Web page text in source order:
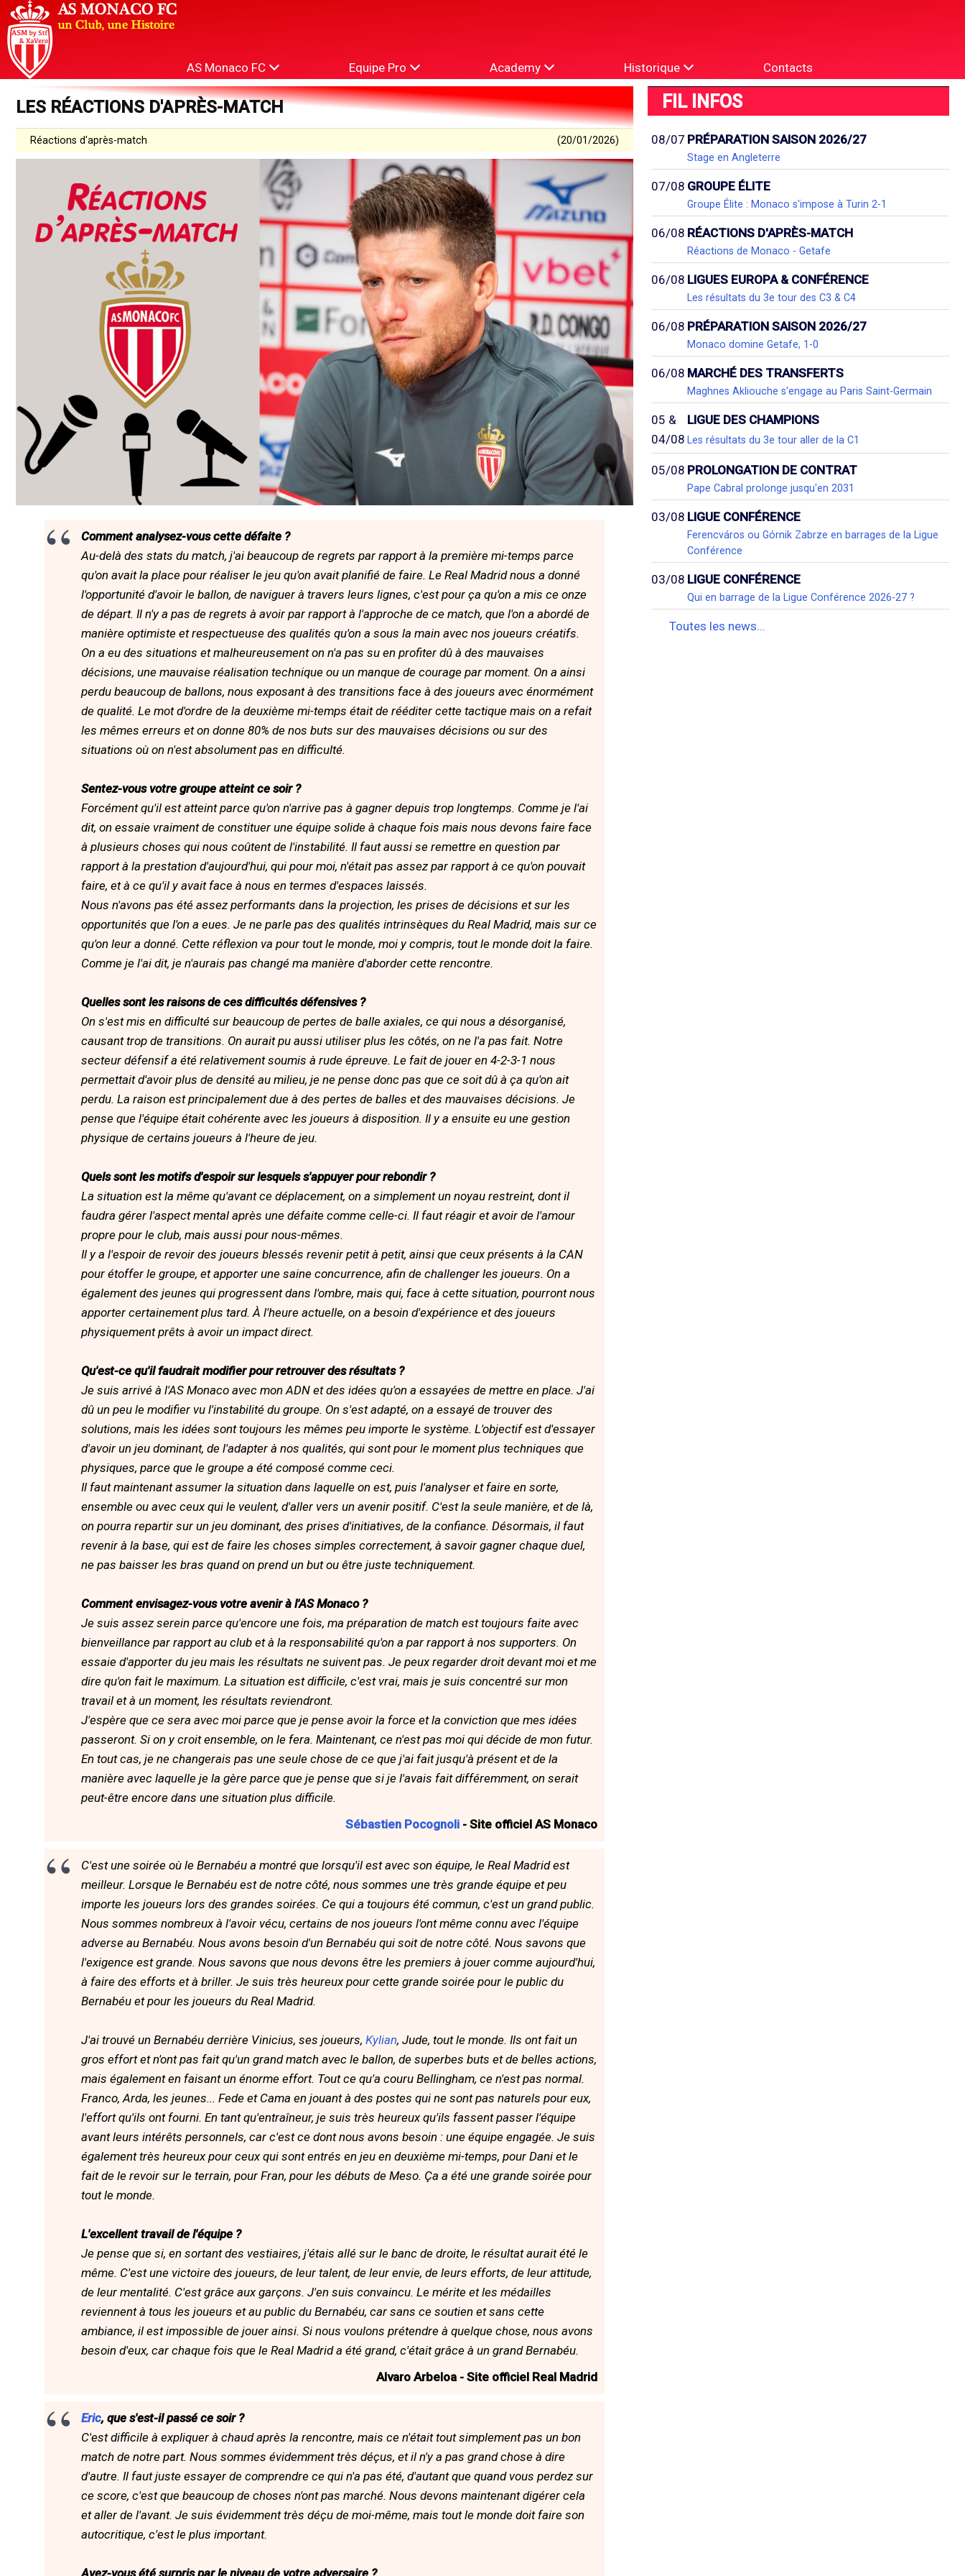
AS Monaco FC Equipe Pro Academy Historique Contacts
LES RÉACTIONS D'APRÈS-MATCH
Réactions d'après-match (20/01/2026)
Comment analysez-vous cette défaite ?
Au-delà des stats du match, j'ai beaucoup de regrets par rapport à la première mi-temps parce
qu'on avait la place pour réaliser le jeu qu'on avait planifié de faire. Le Real Madrid nous a donné
l'opportunité d'avoir le ballon, de naviguer à travers leurs lignes, c'est pour ça qu'on a mis ce onze
de départ. Il n'y a pas de regrets à avoir par rapport à l'approche de ce match, que l'on a abordé de
manière optimiste et respectueuse des qualités qu'on a sous la main avec nos joueurs créatifs.
On a eu des situations et malheureusement on n'a pas su en profiter dû à des mauvaises
décisions, une mauvaise réalisation technique ou un manque de courage par moment. On a ainsi
perdu beaucoup de ballons, nous exposant à des transitions face à des joueurs avec énormément
de qualité. Le mot d'ordre de la deuxième mi-temps était de rééditer cette tactique mais on a refait
les mêmes erreurs et on donne 80% de nos buts sur des mauvaises décisions ou sur des
situations où on n'est absolument pas en difficulté.
Sentez-vous votre groupe atteint ce soir ?
Forcément qu'il est atteint parce qu'on n'arrive pas à gagner depuis trop longtemps. Comme je l'ai
dit, on essaie vraiment de constituer une équipe solide à chaque fois mais nous devons faire face
à plusieurs choses qui nous coûtent de l'instabilité. Il faut aussi se remettre en question par
rapport à la prestation d'aujourd'hui, qui pour moi, n'était pas assez par rapport à ce qu'on pouvait
faire, et à ce qu'il y avait face à nous en termes d'espaces laissés.
Nous n'avons pas été assez performants dans la projection, les prises de décisions et sur les
opportunités que l'on a eues. Je ne parle pas des qualités intrinsèques du Real Madrid, mais sur ce
qu'on leur a donné. Cette réflexion va pour tout le monde, moi y compris, tout le monde doit la faire.
Comme je l'ai dit, je n'aurais pas changé ma manière d'aborder cette rencontre.
Quelles sont les raisons de ces difficultés défensives ?
On s'est mis en difficulté sur beaucoup de pertes de balle axiales, ce qui nous a désorganisé,
causant trop de transitions. On aurait pu aussi utiliser plus les côtés, on ne l'a pas fait. Notre
secteur défensif a été relativement soumis à rude épreuve. Le fait de jouer en 4-2-3-1 nous
permettait d'avoir plus de densité au milieu, je ne pense donc pas que ce soit dû à ça qu'on ait
perdu. La raison est principalement due à des pertes de balles et des mauvaises décisions. Je
pense que l'équipe était cohérente avec les joueurs à disposition. Il y a ensuite eu une gestion
physique de certains joueurs à l'heure de jeu.
Quels sont les motifs d'espoir sur lesquels s'appuyer pour rebondir ?
La situation est la même qu'avant ce déplacement, on a simplement un noyau restreint, dont il
faudra gérer l'aspect mental après une défaite comme celle-ci. Il faut réagir et avoir de l'amour
propre pour le club, mais aussi pour nous-mêmes.
Il y a l'espoir de revoir des joueurs blessés revenir petit à petit, ainsi que ceux présents à la CAN
pour étoffer le groupe, et apporter une saine concurrence, afin de challenger les joueurs. On a
également des jeunes qui progressent dans l'ombre, mais qui, face à cette situation, pourront nous
apporter certainement plus tard. À l'heure actuelle, on a besoin d'expérience et des joueurs
physiquement prêts à avoir un impact direct.
Qu'est-ce qu'il faudrait modifier pour retrouver des résultats ?
Je suis arrivé à l'AS Monaco avec mon ADN et des idées qu'on a essayées de mettre en place. J'ai
dû un peu le modifier vu l'instabilité du groupe. On s'est adapté, on a essayé de trouver des
solutions, mais les idées sont toujours les mêmes peu importe le système. L'objectif est d'essayer
d'avoir un jeu dominant, de l'adapter à nos qualités, qui sont pour le moment plus techniques que
physiques, parce que le groupe a été composé comme ceci.
Il faut maintenant assumer la situation dans laquelle on est, puis l'analyser et faire en sorte,
ensemble ou avec ceux qui le veulent, d'aller vers un avenir positif. C'est la seule manière, et de là,
on pourra repartir sur un jeu dominant, des prises d'initiatives, de la confiance. Désormais, il faut
revenir à la base, qui est de faire les choses simples correctement, à savoir gagner chaque duel,
ne pas baisser les bras quand on prend un but ou être juste techniquement.
Comment envisagez-vous votre avenir à l'AS Monaco ?
Je suis assez serein parce qu'encore une fois, ma préparation de match est toujours faite avec
bienveillance par rapport au club et à la responsabilité qu'on a par rapport à nos supporters. On
essaie d'apporter du jeu mais les résultats ne suivent pas. Je peux regarder droit devant moi et me
dire qu'on fait le maximum. La situation est difficile, c'est vrai, mais je suis concentré sur mon
travail et à un moment, les résultats reviendront.
J'espère que ce sera avec moi parce que je pense avoir la force et la conviction que mes idées
passeront. Si on y croit ensemble, on le fera. Maintenant, ce n'est pas moi qui décide de mon futur.
En tout cas, je ne changerais pas une seule chose de ce que j'ai fait jusqu'à présent et de la
manière avec laquelle je la gère parce que je pense que si je l'avais fait différemment, on serait
peut-être encore dans une situation plus difficile.
Sébastien Pocognoli- Site officiel AS Monaco
C'est une soirée où le Bernabéu a montré que lorsqu'il est avec son équipe, le Real Madrid est
meilleur. Lorsque le Bernabéu est de notre côté, nous sommes une très grande équipe et peu
importe les joueurs lors des grandes soirées. Ce qui a toujours été commun, c'est un grand public.
Nous sommes nombreux à l'avoir vécu, certains de nos joueurs l'ont même connu avec l'équipe
adverse au Bernabéu. Nous avons besoin d'un Bernabéu qui soit de notre côté. Nous savons que
l'exigence est grande. Nous savons que nous devons être les premiers à jouer comme aujourd'hui,
à faire des efforts et à briller. Je suis très heureux pour cette grande soirée pour le public du
Bernabéu et pour les joueurs du Real Madrid.
J'ai trouvé un Bernabéu derrière Vinicius, ses joueurs, Kylian, Jude, tout le monde. Ils ont fait un
gros effort et n'ont pas fait qu'un grand match avec le ballon, de superbes buts et de belles actions,
mais également en faisant un énorme effort. Tout ce qu'a couru Bellingham, ce n'est pas normal.
Franco, Arda, les jeunes... Fede et Cama en jouant à des postes qui ne sont pas naturels pour eux,
l'effort qu'ils ont fourni. En tant qu'entraîneur, je suis très heureux qu'ils fassent passer l'équipe
avant leurs intérêts personnels, car c'est ce dont nous avons besoin : une équipe engagée. Je suis
également très heureux pour ceux qui sont entrés en jeu en deuxième mi-temps, pour Dani et le
fait de le revoir sur le terrain, pour Fran, pour les débuts de Meso. Ça a été une grande soirée pour
tout le monde.
L'excellent travail de l'équipe ?
Je pense que si, en sortant des vestiaires, j'étais allé sur le banc de droite, le résultat aurait été le
même. C'est une victoire des joueurs, de leur talent, de leur envie, de leurs efforts, de leur attitude,
de leur mentalité. C'est grâce aux garçons. J'en suis convaincu. Le mérite et les médailles
reviennent à tous les joueurs et au public du Bernabéu, car sans ce soutien et sans cette
ambiance, il est impossible de jouer ainsi. Si nous voulons prétendre à quelque chose, nous avons
besoin d'eux, car chaque fois que le Real Madrid a été grand, c'était grâce à un grand Bernabéu.
Alvaro Arbeloa - Site officiel Real Madrid
Eric, que s'est-il passé ce soir ?
C'est difficile à expliquer à chaud après la rencontre, mais ce n'était tout simplement pas un bon
match de notre part. Nous sommes évidemment très déçus, et il n'y a pas grand chose à dire
d'autre. Il faut juste essayer de comprendre ce qui n'a pas été, d'autant que quand vous perdez sur
ce score, c'est que beaucoup de choses n'ont pas marché. Nous devons maintenant digérer cela
et aller de l'avant. Je suis évidemment très déçu de moi-même, mais tout le monde doit faire son
autocritique, c'est le plus important.
Avez-vous été surpris par le niveau de votre adversaire ?
FIL INFOS
08/07 PRÉPARATION SAISON 2026/27
Stage en Angleterre
07/08 GROUPE ÉLITE
Groupe Élite : Monaco s'impose à Turin 2-1
06/08 RÉACTIONS D'APRÈS-MATCH
Réactions de Monaco - Getafe
06/08 LIGUES EUROPA & CONFÉRENCE
Les résultats du 3e tour des C3 & C4
06/08 PRÉPARATION SAISON 2026/27
Monaco domine Getafe, 1-0
06/08 MARCHÉ DES TRANSFERTS
Maghnes Akliouche s'engage au Paris Saint-Germain
05 &
04/08
LIGUE DES CHAMPIONS
Les résultats du 3e tour aller de la C1
05/08 PROLONGATION DE CONTRAT
Pape Cabral prolonge jusqu'en 2031
03/08 LIGUE CONFÉRENCE
Ferencváros ou Górnik Zabrze en barrages de la Ligue
Conférence
03/08 LIGUE CONFÉRENCE
Qui en barrage de la Ligue Conférence 2026-27 ?
Toutes les news...